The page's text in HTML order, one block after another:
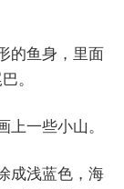
的鱼身，里面
。
一些小山。
成浅蓝色，海